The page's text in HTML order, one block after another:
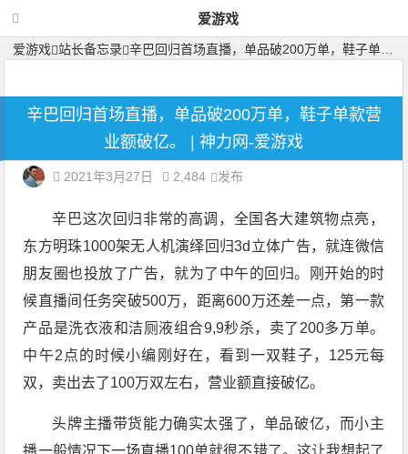
爱游戏
爱游戏 站长备忘录 辛巴回归首场直播，单品破200万单，鞋子单款营业额破亿。
辛巴回归首场直播，单品破200万单，鞋子单款营
业额破亿。 | 神力网-爱游戏
2021年3月27日 2,484 发布
辛巴这次回归非常的高调，全国各大建筑物点亮，
东方明珠1000架无人机演绎回归3d立体广告，就连微信
朋友圈也投放了广告，就为了中午的回归。刚开始的时
候直播间任务突破500万，距离600万还差一点，第一款
产品是洗衣液和洁厕液组合9,9秒杀，卖了200多万单。
中午2点的时候小编刚好在，看到一双鞋子，125元每
双，卖出去了100万双左右，营业额直接破亿。
头牌主播带货能力确实太强了，单品破亿，而小主
播一般情况下一场直播100单就很不错了。这让我想起了